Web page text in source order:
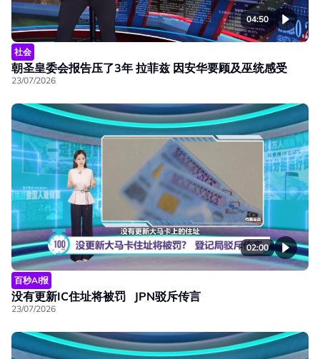
04:50
社会
朝圣皇委会报告压了3年 拉菲兹 因安华要顾及巫统感受
23/07/2026
02:00
百秒AI报
没有更新IC住址将被罚 JPN驳斥传言
23/07/2026